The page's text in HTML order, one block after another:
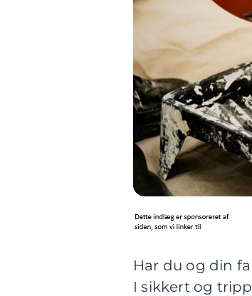
Har du og din
I sikkert og